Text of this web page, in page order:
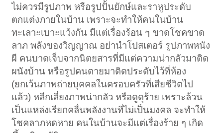
ไม่ควรมีรูปภาพ หรือรูปปั้นยักษ์และราหูประดับ
ตกแต่งภายในบ้าน เพราะจะทำให้คนในบ้าน
ทะเลาะเบาะแว้งกัน มีแต่เรื่องร้อน ๆ ขาดโชคขาด
ลาภ พลังของวิญญาณ อย่านำโปสเตอร์ รูปภาพหนัง
ผี คนบาดเจ็บจากนิตยสารที่มีแต่ความน่ากลัวมาติด
ผนังบ้าน หรือรูปคนตายมาติดประดับไว้ที่ห้อง
(ยกเว้นภาพถ่ายบุคคลในครอบครัวที่เสียชีวิตไป
แล้ว) หลีกเลี่ยงภาพน่ากลัว หรือดูดุร้าย เพราะล้วน
เป็นแหล่งเรียกคลื่นพลังงานที่ไม่เป็นมงคล จะทำให้
โชคลาภหดหาย คนในบ้านจะมีแต่เรื่องร้าย ๆ เกิด